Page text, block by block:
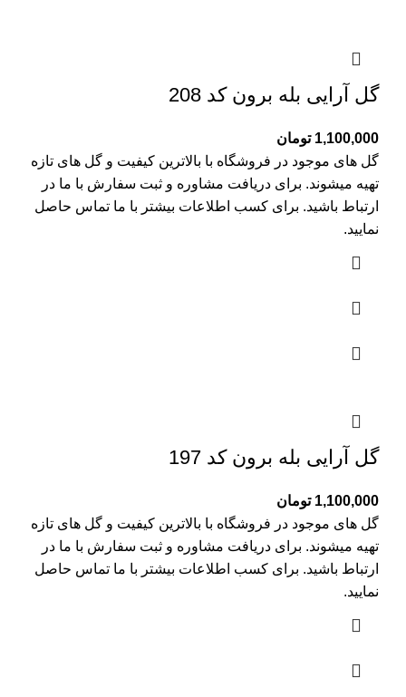
گل آرایی بله برون کد 208
1,100,000 تومان
گل های موجود در فروشگاه با بالاترین کیفیت و گل های تازه
تهیه میشوند. برای دریافت مشاوره و ثبت سفارش با ما در
ارتباط باشید. برای کسب اطلاعات بیشتر با ما تماس حاصل
نمایید.
گل آرایی بله برون کد 197
1,100,000 تومان
گل های موجود در فروشگاه با بالاترین کیفیت و گل های تازه
تهیه میشوند. برای دریافت مشاوره و ثبت سفارش با ما در
ارتباط باشید. برای کسب اطلاعات بیشتر با ما تماس حاصل
نمایید.